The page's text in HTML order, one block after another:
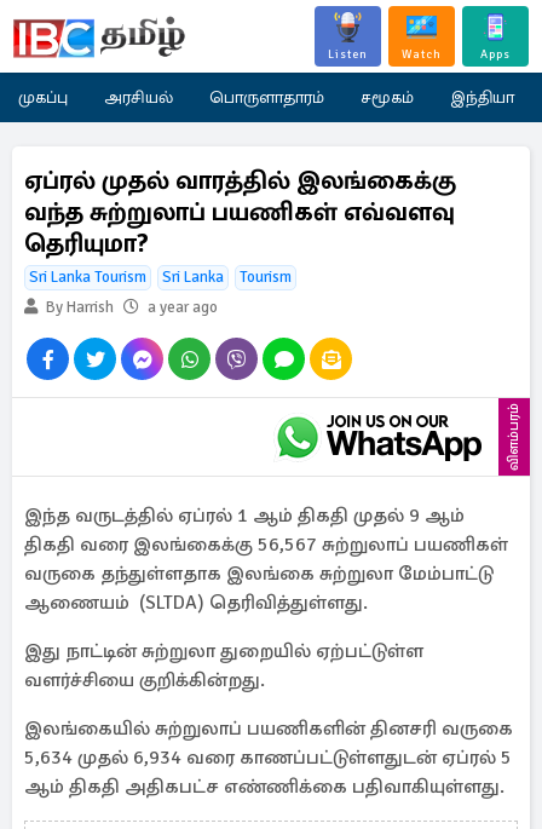
Listen Watch Apps
முகப்பு அரசியல் பொருளாதாரம் சமூகம் இந்தியா
ஏப்ரல் முதல் வாரத்தில் இலங்கைக்கு
வந்த சுற்றுலாப் பயணிகள் எவ்வளவு
தெரியுமா?
Sri Lanka Tourism Sri Lanka
Tourism
By Harrish
a year ago
விளம்பரம்
இந்த வருடத்தில் ஏப்ரல் 1 ஆம் திகதி முதல் 9 ஆம்
திகதி வரை இலங்கைக்கு 56,567 சுற்றுலாப் பயணிகள்
வருகை தந்துள்ளதாக இலங்கை சுற்றுலா மேம்பாட்டு
ஆணையம் (SLTDA) தெரிவித்துள்ளது.
இது நாட்டின் சுற்றுலா துறையில் ஏற்பட்டுள்ள
வளர்ச்சியை குறிக்கின்றது.
இலங்கையில் சுற்றுலாப் பயணிகளின் தினசரி வருகை
5,634 முதல் 6,934 வரை காணப்பட்டுள்ளதுடன் ஏப்ரல் 5
ஆம் திகதி அதிகபட்ச எண்ணிக்கை பதிவாகியுள்ளது.